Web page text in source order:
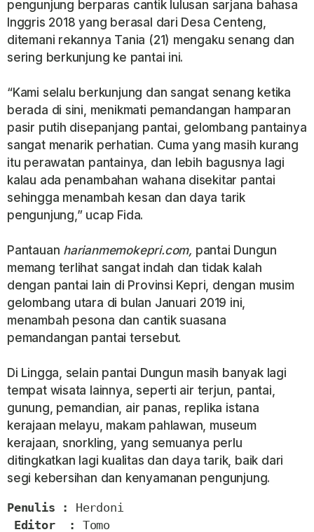
pengunjung berparas cantik lulusan sarjana bahasa
Inggris 2018 yang berasal dari Desa Centeng,
ditemani rekannya Tania (21) mengaku senang dan
sering berkunjung ke pantai ini.
“Kami selalu berkunjung dan sangat senang ketika
berada di sini, menikmati pemandangan hamparan
pasir putih disepanjang pantai, gelombang pantainya
sangat menarik perhatian. Cuma yang masih kurang
itu perawatan pantainya, dan lebih bagusnya lagi
kalau ada penambahan wahana disekitar pantai
sehingga menambah kesan dan daya tarik
pengunjung,” ucap Fida.
Pantauan harianmemokepri.com, pantai Dungun
memang terlihat sangat indah dan tidak kalah
dengan pantai lain di Provinsi Kepri, dengan musim
gelombang utara di bulan Januari 2019 ini,
menambah pesona dan cantik suasana
pemandangan pantai tersebut.
Di Lingga, selain pantai Dungun masih banyak lagi
tempat wisata lainnya, seperti air terjun, pantai,
gunung, pemandian, air panas, replika istana
kerajaan melayu, makam pahlawan, museum
kerajaan, snorkling, yang semuanya perlu
ditingkatkan lagi kualitas dan daya tarik, baik dari
segi kebersihan dan kenyamanan pengunjung.
Penulis :
Herdoni
Editor  :
Tomo